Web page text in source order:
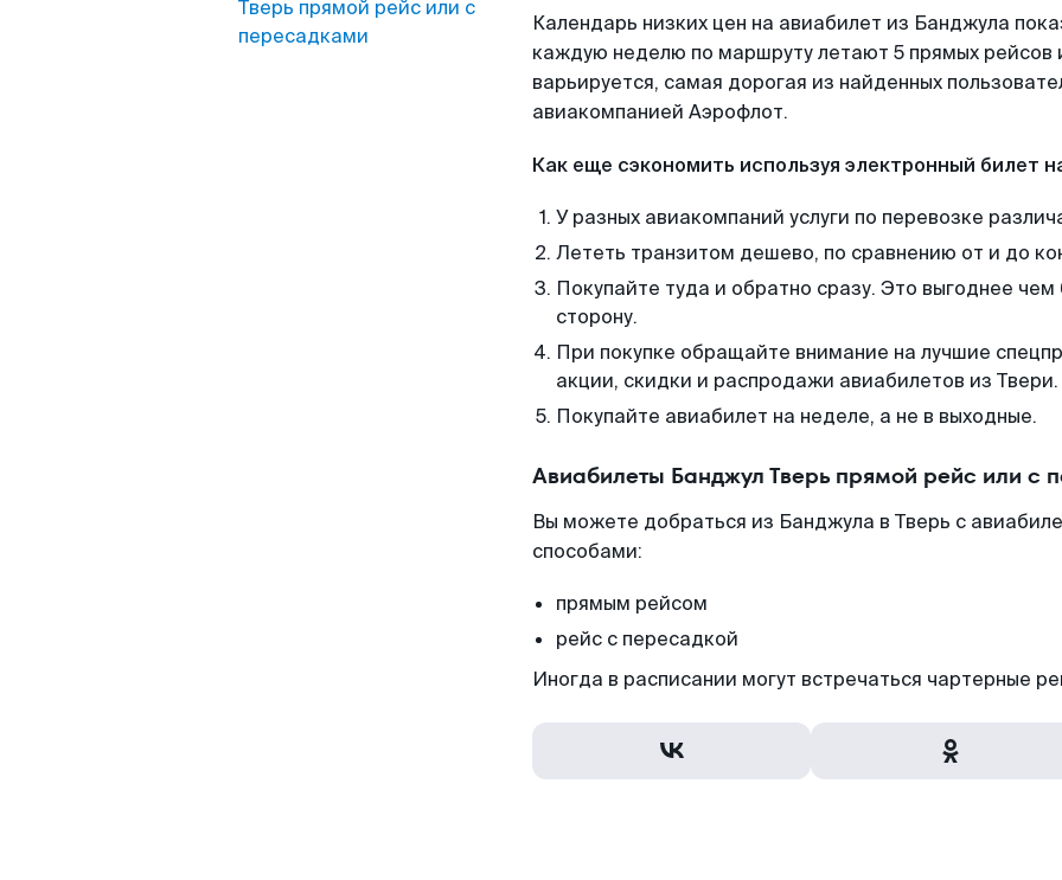
Тверь прямой рейс или с
пересадками
Календарь низких цен на авиабилет из Банджула
каждую неделю по маршруту летают 5 прямых рейсов
варьируется, самая дорогая из найденных
авиакомпанией Аэрофлот.
Как еще сэкономить используя электронный билет
У разных авиакомпаний услуги по перевозке
Лететь транзитом дешево, по сравнению от и до
Покупайте туда и обратно сразу. Это выгоднее
сторону.
При покупке обращайте внимание на лучшие
акции, скидки и распродажи авиабилетов из Твери.
Покупайте авиабилет на неделе, а не в выходные.
Авиабилеты Банджул Тверь прямой рейс или с
Вы можете добраться из Банджула в Тверь с
способами:
прямым рейсом
рейс с пересадкой
Иногда в расписании могут встречаться чартерные